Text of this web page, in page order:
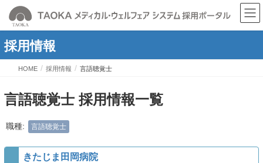
採用情報
HOME 採用情報 言語聴覚士
言語聴覚士 採用情報一覧
職種: 言語聴覚士
きたじま田岡病院